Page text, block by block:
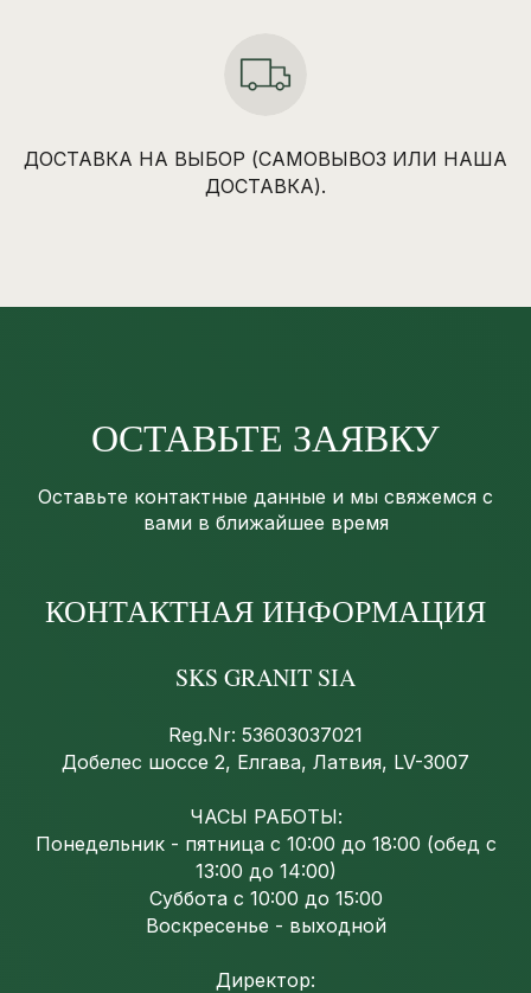
ДОСТАВКА НА ВЫБОР (САМОВЫВОЗ ИЛИ НАША
ДОСТАВКА).
ОСТАВЬТЕ ЗАЯВКУ
Оставьте контактные данные и мы свяжемся с
вами в ближайшее время
КОНТАКТНАЯ ИНФОРМАЦИЯ
SKS GRANIT SIA
Reg.Nr: 53603037021
Добелес шоссе 2, Елгава, Латвия, LV-3007
ЧАСЫ РАБОТЫ:
Понедельник - пятница с 10:00 до 18:00 (обед с
13:00 до 14:00)
Суббота с 10:00 до 15:00
Воскресенье - выходной
Директор: